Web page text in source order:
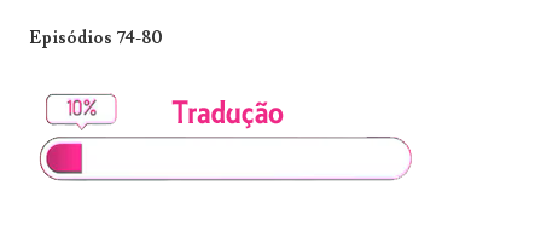
Episódios 74-80